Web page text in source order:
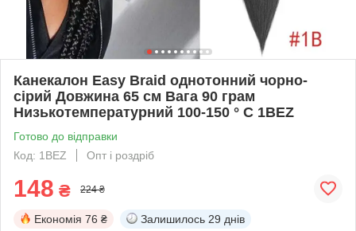
Канекалон Easy Braid однотонний чорно-
сірий Довжина 65 см Вага 90 грам
Низькотемпературний 100-150 ° С 1ВEZ
Готово до відправки
Код: 1ВEZ
Опт і роздріб
148 ₴ 224 ₴
Економія 76 ₴ Залишилось 29 днів